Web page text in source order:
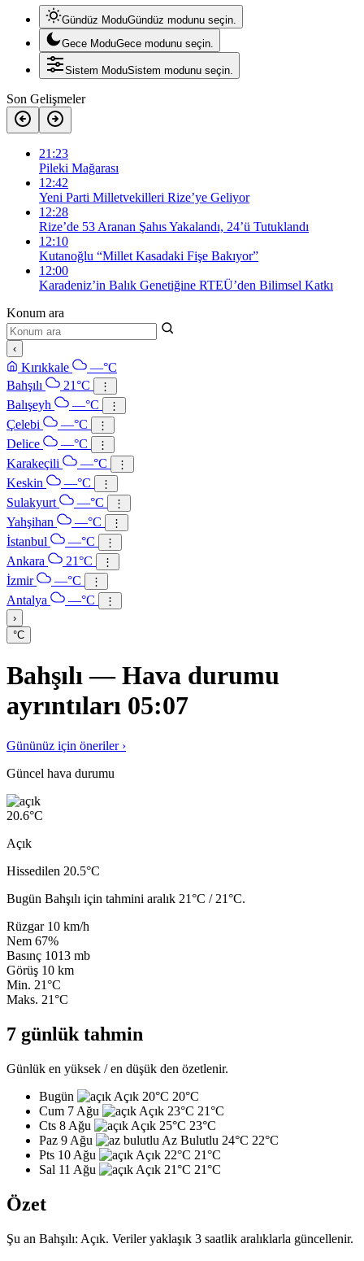
Gündüz ModuGündüz modunu seçin.
Gece ModuGece modunu seçin.
Sistem ModuSistem modunu seçin.
Son Gelişmeler
21:23
Pileki Mağarası
12:42
Yeni Parti Milletvekilleri Rize’ye Geliyor
12:28
Rize’de 53 Aranan Şahıs Yakalandı, 24’ü Tutuklandı
12:10
Kutanoğlu “Millet Kasadaki Fişe Bakıyor”
12:00
Karadeniz’in Balık Genetiğine RTEÜ’den Bilimsel Katkı
Konum ara
‹
Kırıkkale
—°C
Bahşılı
21°C ⋮
Balışeyh —°C ⋮
Çelebi —°C ⋮
Delice —°C ⋮
Karakeçili —°C ⋮
Keskin —°C ⋮
Sulakyurt —°C ⋮
Yahşihan —°C ⋮
İstanbul —°C ⋮
Ankara 21°C ⋮
İzmir —°C ⋮
Antalya —°C
⋮
›
°C
Bahşılı — Hava durumu
ayrıntıları 05:07
Gününüz için öneriler ›
Güncel hava durumu
20.6°C
Açık
Hissedilen 20.5°C
Bugün Bahşılı için tahmini aralık 21°C / 21°C.
Rüzgar 10 km/h
Nem 67%
Basınç 1013 mb
Görüş 10 km
Min. 21°C
Maks. 21°C
7 günlük tahmin
Günlük en yüksek / en düşük den özetlenir.
Bugün
Açık 20°C 20°C
Cum 7 Ağu
Açık 23°C 21°C
Cts 8 Ağu
Açık 25°C 23°C
Paz 9 Ağu
Az Bulutlu 24°C 22°C
Pts 10 Ağu
Açık 22°C 21°C
Sal 11 Ağu
Açık 21°C 21°C
Özet
Şu an Bahşılı: Açık. Veriler yaklaşık 3 saatlik aralıklarla güncellenir.